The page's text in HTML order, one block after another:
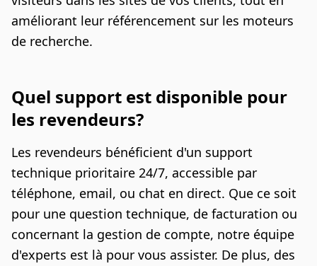
améliorant leur référencement sur les moteurs
de recherche.
Quel support est disponible pour
les revendeurs?
Les revendeurs bénéficient d'un support
technique prioritaire 24/7, accessible par
téléphone, email, ou chat en direct. Que ce soit
pour une question technique, de facturation ou
concernant la gestion de compte, notre équipe
d'experts est là pour vous assister. De plus, des